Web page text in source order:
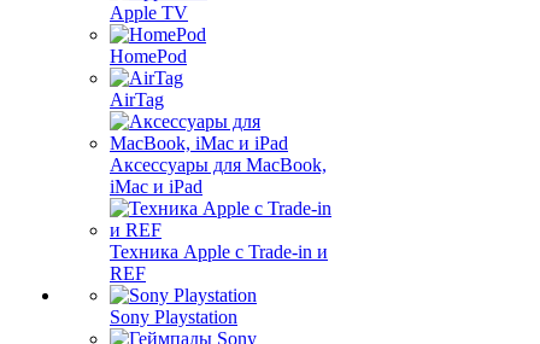
Apple TV
HomePod
AirTag
Аксессуары для MacBook,
iMac и iPad
Техника Apple с Trade-in и
REF
Sony Playstation